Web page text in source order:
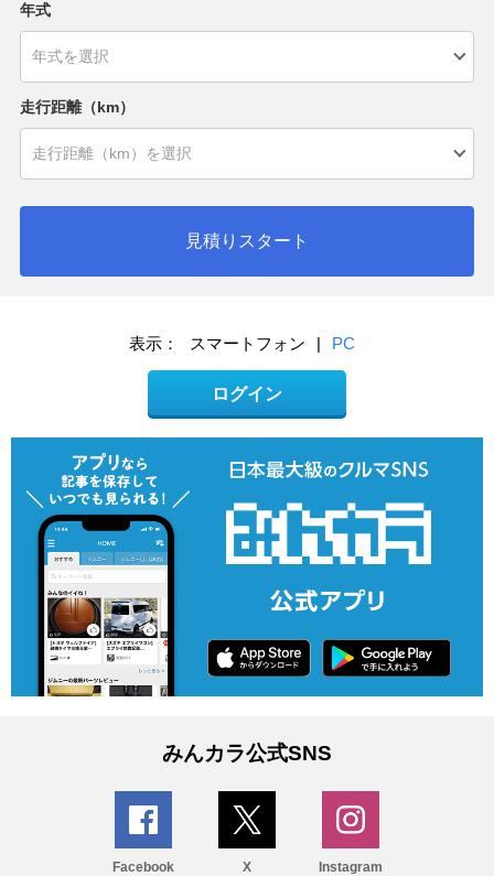
年式
走行距離（km）
見積りスタート
表示： スマートフォン | PC
ログイン
みんカラ公式SNS
Facebook X Instagram